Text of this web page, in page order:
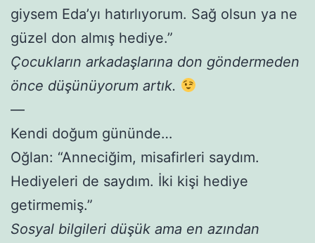
giysem Eda’yı hatırlıyorum. Sağ olsun ya ne
güzel don almış hediye.”
Çocukların arkadaşlarına don göndermeden
önce düşünüyorum artık.
—
Kendi doğum gününde…
Oğlan: “Anneciğim, misafirleri saydım.
Hediyeleri de saydım. İki kişi hediye
getirmemiş.”
Sosyal bilgileri düşük ama en azından